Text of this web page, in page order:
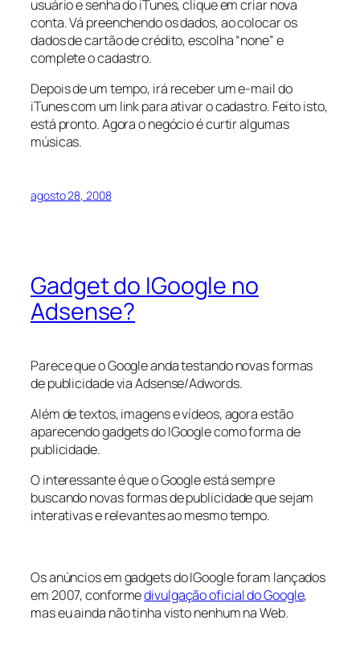
usuário e senha do iTunes, clique em criar nova
conta. Vá preenchendo os dados, ao colocar os
dados de cartão de crédito, escolha “none” e
complete o cadastro.
Depois de um tempo, irá receber um e-mail do
iTunes com um link para ativar o cadastro. Feito isto,
está pronto. Agora o negócio é curtir algumas
músicas.
agosto 28, 2008
Gadget do IGoogle no
Adsense?
Parece que o Google anda testando novas formas
de publicidade via Adsense/Adwords.
Além de textos, imagens e vídeos, agora estão
aparecendo gadgets do IGoogle como forma de
publicidade.
O interessante é que o Google está sempre
buscando novas formas de publicidade que sejam
interativas e relevantes ao mesmo tempo.
Os anúncios em gadgets do IGoogle foram lançados
em 2007, conformedivulgação oficial do Google,
mas eu ainda não tinha visto nenhum na Web.